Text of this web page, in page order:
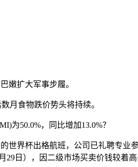
嫩扩大军事步履。
月食物跌价势头将持续。
50.0%，同比增加13.0%？
界杯出格航班，公司已礼聘专业
日），因二级市场买卖价钱较着